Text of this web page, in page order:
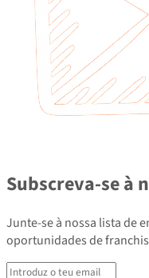
Subscreva-se à
Junte-se à nossa lista de
oportunidades de